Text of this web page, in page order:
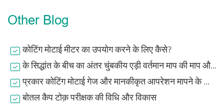
Other Blog
कोटिंग मोटाई मीटर का उपयोग करने के लिए कैसे?
के सिद्धांत के बीच का अंतर चुंबकीय एड़ी वर्तमान माप की माप और सिद्धांत की कोटिंग मोटाई मीटर
प्रकार कोटिंग मोटाई गेज और मानकीकृत आपरेशन मापने के लिए फिल्म की मोटाई
बोतल कैप टोक़ परीक्षक की विधि और विकास